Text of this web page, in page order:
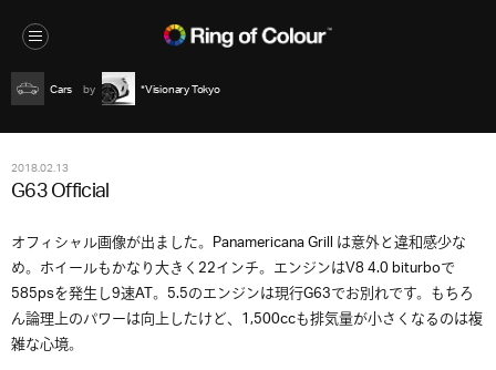
Cars *Visionary Tokyo
2018.02.13
G63 Official
オフィシャル画像が出ました。Panamericana Grill は意外と違和感少な
め。ホイールもかなり大きく22インチ。エンジンはV8 4.0 biturboで
585psを発生し9速AT。5.5のエンジンは現行G63でお別れです。もちろ
ん論理上のパワーは向上したけど、1,500ccも排気量が小さくなるのは複
雑な心境。